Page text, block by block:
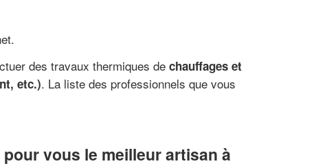
des travaux thermiques de chauffages et
etc.). La liste des professionnels que vous
vous le meilleur artisan à